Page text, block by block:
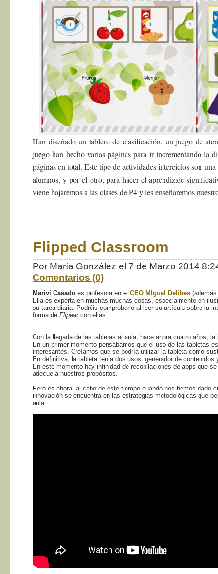
Han diseñado un tablero de clasificación, un juego de
juego han hecho varias páginas para ir incrementando la
páginas en total. Este tipo de actividades interciclos son
alumnos, y por el otro, para hacer el aprendizaje
viene bajaremos a las clases de P4 y les enseñaremos
Flipped Classroom
Por María González el 7 de Marzo 2014
Comentarios (0)
Mariví Casado es profesora en el CEO MIguel Delibes
Ella es experta en muchas muchas cosas, especialmente en
su tarea diaria. Podréis comprobarlo al leer su artículo sobre la
forma de Flipear con ellas.
Con la llegada de las tabletas al aula, hace ahora cuatro años,
En un primer momento pensábamos que el uso de las tabletas
interesantes. Creíamos que se podría utilizar la tableta como
En definitiva, la tableta tenía dos usos: generador de
En este momento hay infinidad de recopilaciones de apps que
adecue a nuestros propósitos.
Pero es ahora, al cabo de este tiempo cuando nos hemos dado
innovación se encuentra en las estrategias metodológicas que
aula.